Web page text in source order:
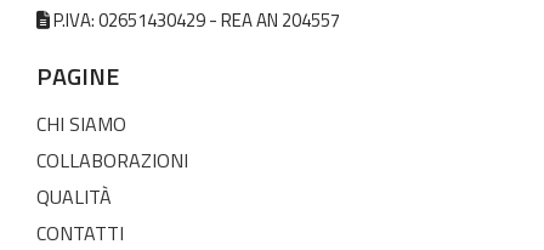
P.IVA: 02651430429 - REA AN 204557
PAGINE
CHI SIAMO
COLLABORAZIONI
QUALITÀ
CONTATTI